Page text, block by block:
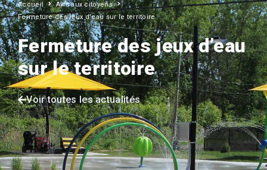
Accueil
Avis aux citoyens
Fermeture des jeux d’eau sur le territoire
Fermeture des jeux d’eau
sur le territoire
Voir toutes les actualités